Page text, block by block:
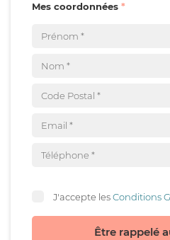
Mes coordonnées
J'accepte lesConditions
Être rappelé